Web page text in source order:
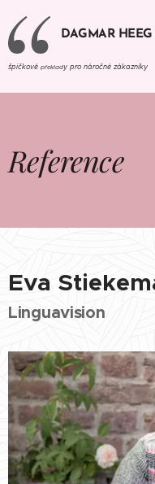
DAGMAR HEEG
špičkové překlady pro náročné zákazníky
Reference
Eva
Linguavision